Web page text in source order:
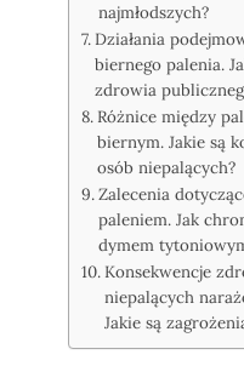
najmłodszych?
Działania
biernego palenia.
zdrowia
Różnice między
biernym. Jakie są
osób niepalących?
Zalecenia
paleniem. Jak
dymem
Konsekwencje
niepalących
Jakie są